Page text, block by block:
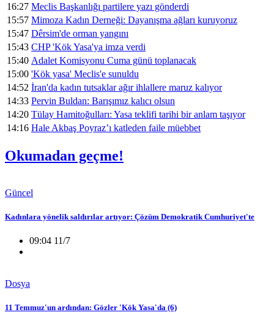
16:27 Meclis Başkanlığı partilere yazı gönderdi
15:57 Mimoza Kadın Derneği: Dayanışma ağları kuruyoruz
15:47 Dêrsim'de orman yangını
15:43 CHP 'Kök Yasa'ya imza verdi
15:40 Adalet Komisyonu Cuma günü toplanacak
15:00 'Kök yasa' Meclis'e sunuldu
14:52 İran'da kadın tutsaklar ağır ihlallere maruz kalıyor
14:33 Pervin Buldan: Barışımız kalıcı olsun
14:20 Tülay Hamitoğulları: Yasa teklifi tarihi bir anlam taşıyor
14:16 Hale Akbaş Poyraz’ı katleden faile müebbet
Okumadan geçme!
Güncel
Kadınlara yönelik saldırılar artıyor: Çözüm Demokratik Cumhuriyet'te
09:04 11/7
Dosya
11 Temmuz'un ardından: Gözler 'Kök Yasa'da (6)